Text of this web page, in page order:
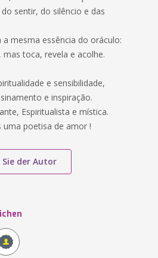
sentir, do silêncio e das
a mesma essência do oráculo:
toca, revela e acolhe.
e sensibilidade,
e inspiração.
Espiritualista e mística.
uma poetisa de amor !
der Autor